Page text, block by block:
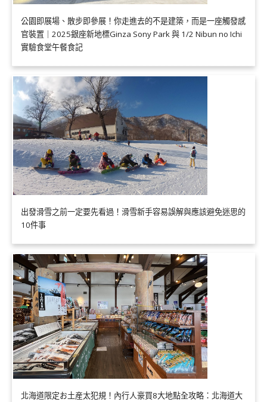
公園即展場、散步即參展！你走進去的不是建築，而是一座觸發感
官裝置｜2025銀座新地標Ginza Sony Park 與 1/2 Nibun no Ichi
實驗食堂午餐食記
出發滑雪之前一定要先看過！滑雪新手容易誤解與應該避免迷思的
10件事
北海道限定お土産太犯規！內行人豪買8大地點全攻略：北海道大